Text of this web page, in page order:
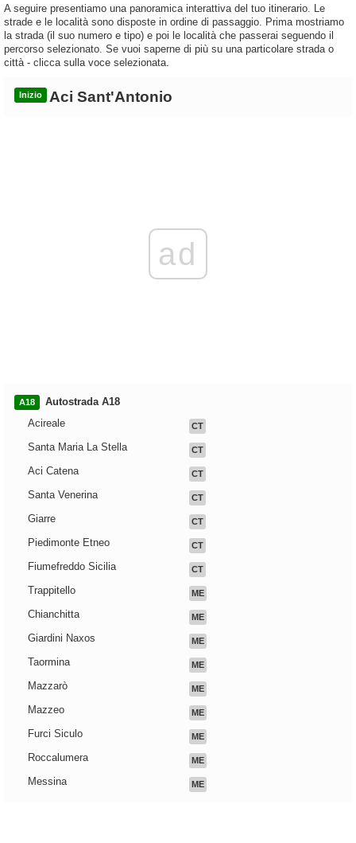
A seguire presentiamo una panoramica interattiva del tuo itinerario. Le
strade e le località sono disposte in ordine di passaggio. Prima mostriamo
la strada (il suo numero e tipo) e poi le località che passerai seguendo il
percorso selezionato. Se vuoi saperne di più su una particolare strada o
città - clicca sulla voce selezionata.
Inizio Aci Sant'Antonio
ad
A18
Autostrada A18
Acireale
CT
Santa Maria La Stella CT
Aci Catena CT
Santa Venerina CT
Giarre CT
Piedimonte Etneo CT
Fiumefreddo Sicilia CT
Trappitello ME
Chianchitta ME
Giardini Naxos ME
Taormina ME
Mazzarò ME
Mazzeo ME
Furci Siculo ME
Roccalumera ME
Messina ME